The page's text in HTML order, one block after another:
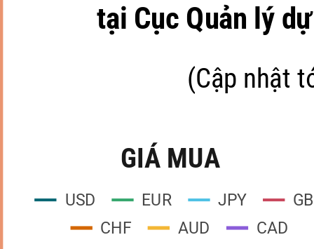
tại Cục Quản lý
(Cập nhật
GIÁ MUA
USD EUR JPY
CHF AUD CAD